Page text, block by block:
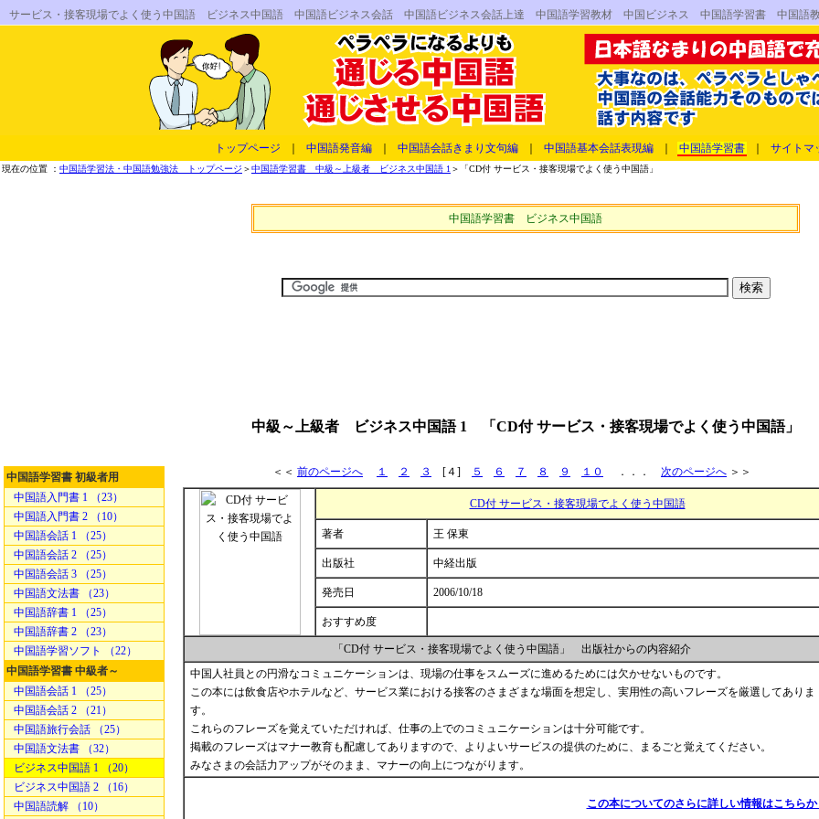
サービス・接客現場でよく使う中国語 ビジネス中国語 中国語ビジネス会話 中国語ビジネス会話上達 中国語学習教材 中国ビジネス 中国語学習書 中国語
トップページ 中国語発音編 中国語会話きまり文句編 中国語基本会話表現編 中国語学習書 サイトマ
現在の位置 ： 中国語学習法・中国語勉強法 トップページ ＞中国語学習書 中級～上級者 ビジネス中国語 1 ＞「CD付 サービス・接客現場でよく使う中国語」
中国語学習書 ビジネス中国語
中級～上級者 ビジネス中国語 1 「CD付 サービス・接客現場でよく使う中国語」
中国語学習書 初級者用
中国語入門書 1 （23）
中国語入門書 2 （10）
中国語会話 1 （25）
中国語会話 2 （25）
中国語会話 3 （25）
中国語文法書 （23）
中国語辞書 1 （25）
中国語辞書 2 （23）
中国語学習ソフト （22）
中国語学習書 中級者～
中国語会話 1 （25）
中国語会話 2 （21）
中国語旅行会話 （25）
中国語文法書 （32）
ビジネス中国語 1 （20）
ビジネス中国語 2 （16）
中国語読解 （10）
＜＜ 前のページへ １ ２ ３ [４] ５ ６ ７ ８ ９ １０ ．．． 次のページへ ＞＞
CD付 サービス・接客現場でよく使う中国語
著者 王 保東
出版社 中経出版
発売日 2006/10/18
おすすめ度
「CD付 サービス・接客現場でよく使う中国語」 出版社からの内容紹介
中国人社員との円滑なコミュニケーションは、現場の仕事をスムーズに進めるためには欠かせないものです。
この本には飲食店やホテルなど、サービス業における接客のさまざまな場面を想定し、実用性の高いフレーズを厳選してありま
す。
これらのフレーズを覚えていただければ、仕事の上でのコミュニケーションは十分可能です。
掲載のフレーズはマナー教育も配慮してありますので、よりよいサービスの提供のために、まるごと覚えてください。
みなさまの会話力アップがそのまま、マナーの向上につながります。
この本についてのさらに詳しい情報はこちらか